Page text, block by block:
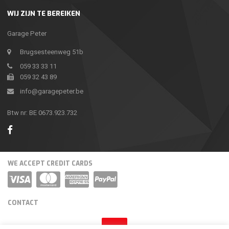
WIJ ZIJN TE BEREIKEN
Garage Peter
Brugsesteenweg 51b
059 33 33 11
059 32 43 89
info@garagepeter.be
Btw nr: BE 0673.923.732
WE ACCEPT CREDIT CARDS
CONTACT